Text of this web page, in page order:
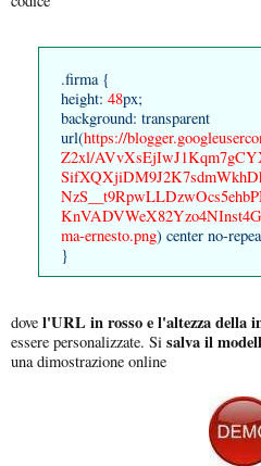
.firma {
height: 48px;
background: transparent
url(https://
Z2xl/
ma-ernesto.png) center no-
}
dove l'URL in rosso e l'altezza della
essere personalizzate. Si salva il
una dimostrazione online